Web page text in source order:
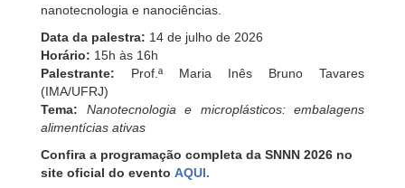
nanotecnologia e nanociências.
Data da palestra: 14 de julho de 2026
Horário: 15h às 16h
Palestrante: Prof.ª Maria Inês Bruno Tavares
(IMA/UFRJ)
Tema:
Nanotecnologia e microplásticos: embalagens
alimentícias ativas
Confira a programação completa da SNNN 2026 no
site oficial do evento AQUI.